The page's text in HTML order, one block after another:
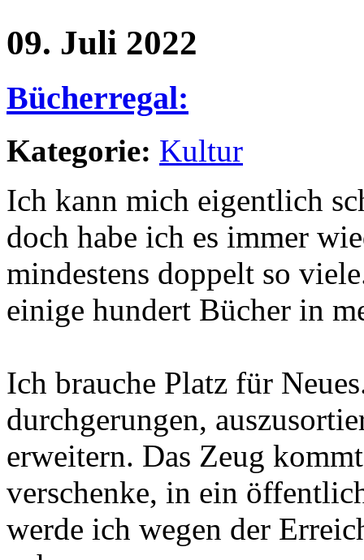
09. Juli 2022
Bücherregal:
Kategorie: Kultur
Ich kann mich eigentlich
doch habe ich es immer
mindestens doppelt so
einige hundert Bücher in
Ich brauche Platz für
durchgerungen,
erweitern. Das Zeug
verschenke, in ein
werde ich wegen der